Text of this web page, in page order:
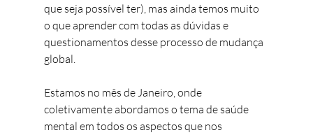
que seja possível ter), mas ainda temos muito
o que aprender com todas as dúvidas e
questionamentos desse processo de mudança
global.
Estamos no mês de Janeiro, onde
coletivamente abordamos o tema de saúde
mental em todos os aspectos que nos